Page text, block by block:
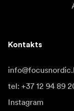
Kontakts
tel: +37 12 94 89
Instagram